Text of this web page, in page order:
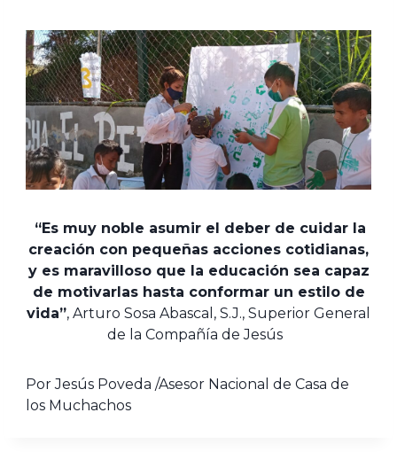
“Es muy noble asumir el deber de cuidar la
creación con pequeñas acciones cotidianas,
y es maravilloso que la educación sea capaz
de motivarlas hasta conformar un estilo de
vida”, Arturo Sosa Abascal, S.J., Superior General
de la Compañía de Jesús
Por Jesús Poveda /Asesor Nacional de Casa de
los Muchachos